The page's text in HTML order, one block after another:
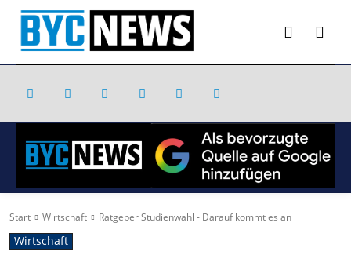
Start Wirtschaft Ratgeber Studienwahl - Darauf kommt es an
Wirtschaft